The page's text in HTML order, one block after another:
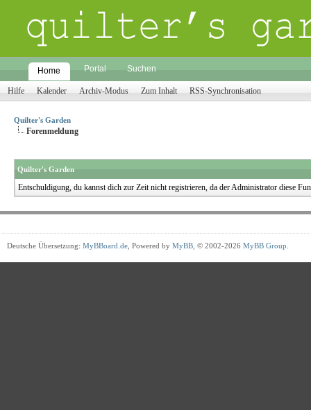
Home Portal Suchen
Hilfe Kalender Archiv-Modus Zum Inhalt RSS-Synchronisation
Quilter's Garden
Forenmeldung
Quilter's Garden
Entschuldigung, du kannst dich zur Zeit nicht registrieren, da der Administrator diese
Deutsche Übersetzung: MyBBoard.de , Powered by MyBB , © 2002-2026 MyBB Group